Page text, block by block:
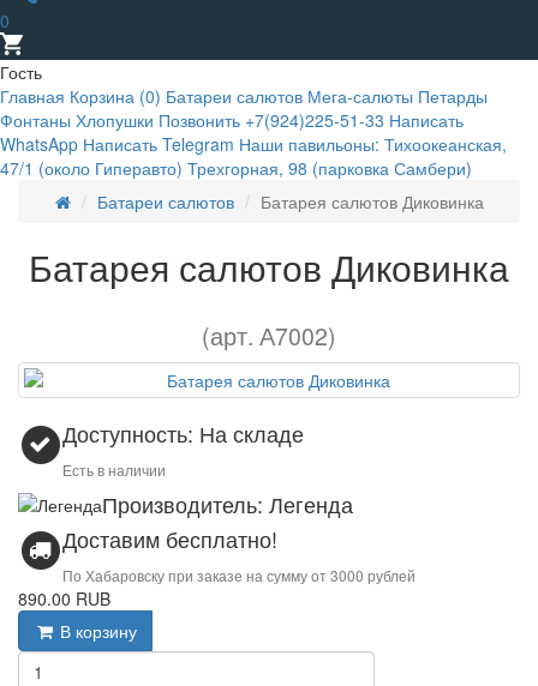
0
Гость
Главная Корзина (0) Батареи салютов Мега-салюты Петарды
Фонтаны Хлопушки Позвонить +7(924)225-51-33 Написать
WhatsApp Написать Telegram Наши павильоны: Тихоокеанская,
47/1 (около Гиперавто) Трехгорная, 98 (парковка Самбери)
Батареи салютов
Батарея салютов Диковинка
Батарея салютов Диковинка
(арт. А7002)
Доступность: На складе
Есть в наличии
Производитель: Легенда
Доставим бесплатно!
По Хабаровску при заказе на сумму от 3000 рублей
890.00 RUB
В корзину